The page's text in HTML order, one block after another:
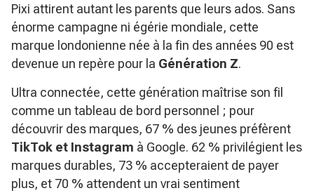
Pixi attirent autant les parents que leurs ados. Sans
énorme campagne ni égérie mondiale, cette
marque londonienne née à la fin des années 90 est
devenue un repère pour la Génération Z.
Ultra connectée, cette génération maîtrise son fil
comme un tableau de bord personnel ; pour
découvrir des marques, 67 % des jeunes préfèrent
TikTok et Instagram à Google. 62 % privilégient les
marques durables, 73 % accepteraient de payer
plus, et 70 % attendent un vrai sentiment